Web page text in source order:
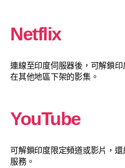
Netflix
連線至印度伺服器後，可解鎖
在其他地區下架的影集。
YouTube
可解鎖印度限定頻道或影片，
服務。